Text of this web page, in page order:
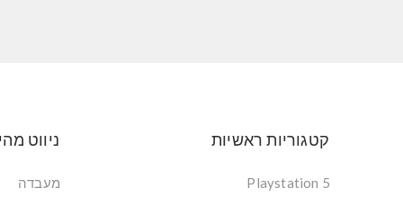
קטגוריות ראשיות
Playstation 5
ניווט
מעבדה